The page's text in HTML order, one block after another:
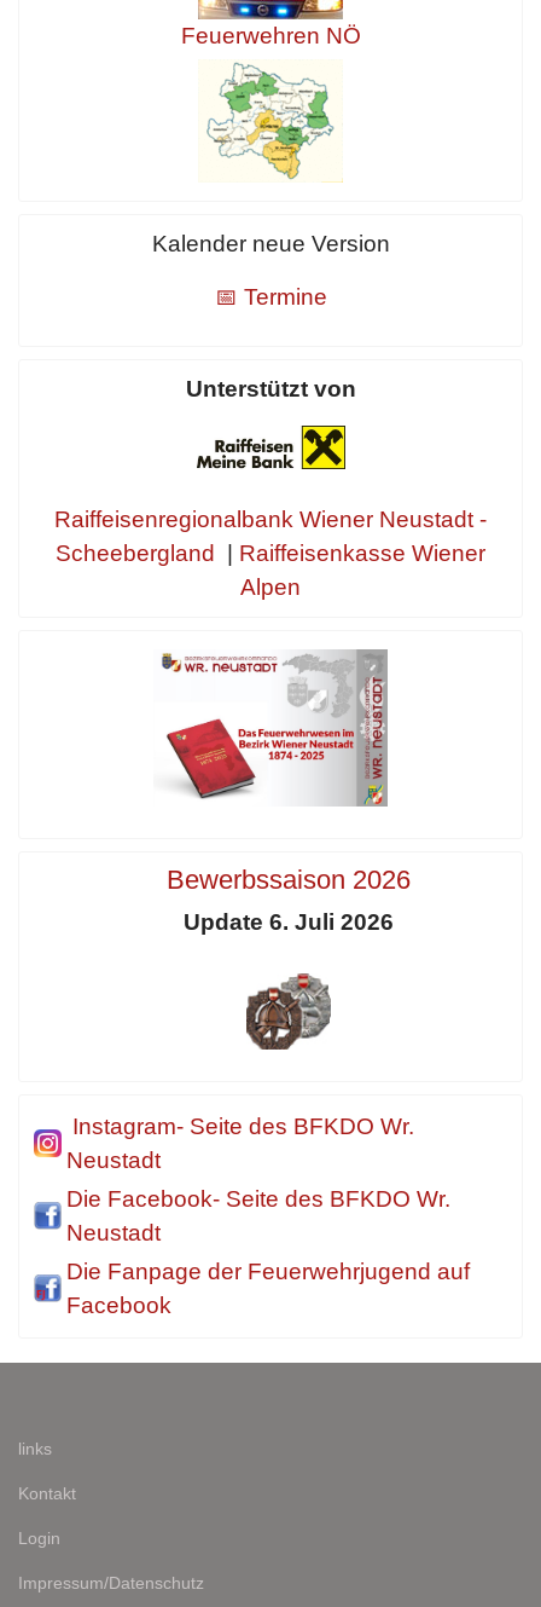
Feuerwehren NÖ
Kalender neue Version
📅 Termine
Unterstützt von
Raiffeisenregionalbank Wiener Neustadt -
Scheebergland
Raiffeisenkasse Wiener
Alpen
Bewerbssaison 2026
Update 6. Juli 2026
Instagram- Seite des BFKDO Wr.
Neustadt
Die Facebook- Seite des BFKDO Wr.
Neustadt
Die Fanpage der Feuerwehrjugend auf
Facebook
links
Kontakt
Login
Impressum/Datenschutz